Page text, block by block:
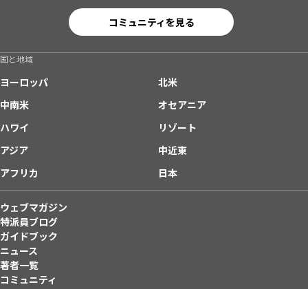
コミュニティを見る
国と地域
ヨーロッパ
北米
中南米
オセアニア
ハワイ
リゾート
アジア
中近東
アフリカ
日本
ウェブマガジン
特派員ブログ
ガイドブック
ニュース
著者一覧
コミュニティ